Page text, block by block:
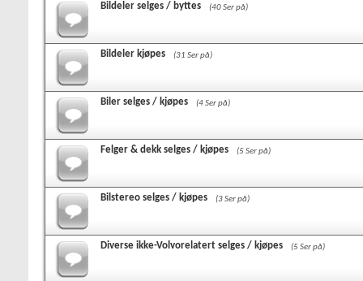
Bildeler selges / byttes (40 Ser på)
Bildeler kjøpes (31 Ser på)
Biler selges / kjøpes (4 Ser på)
Felger & dekk selges / kjøpes (5 Ser på)
Bilstereo selges / kjøpes (3 Ser på)
Diverse ikke-Volvorelatert selges / kjøpes (5 Ser på)